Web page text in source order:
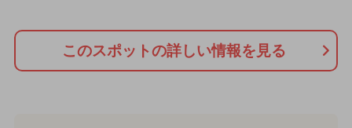
このスポットの詳しい情報を見る